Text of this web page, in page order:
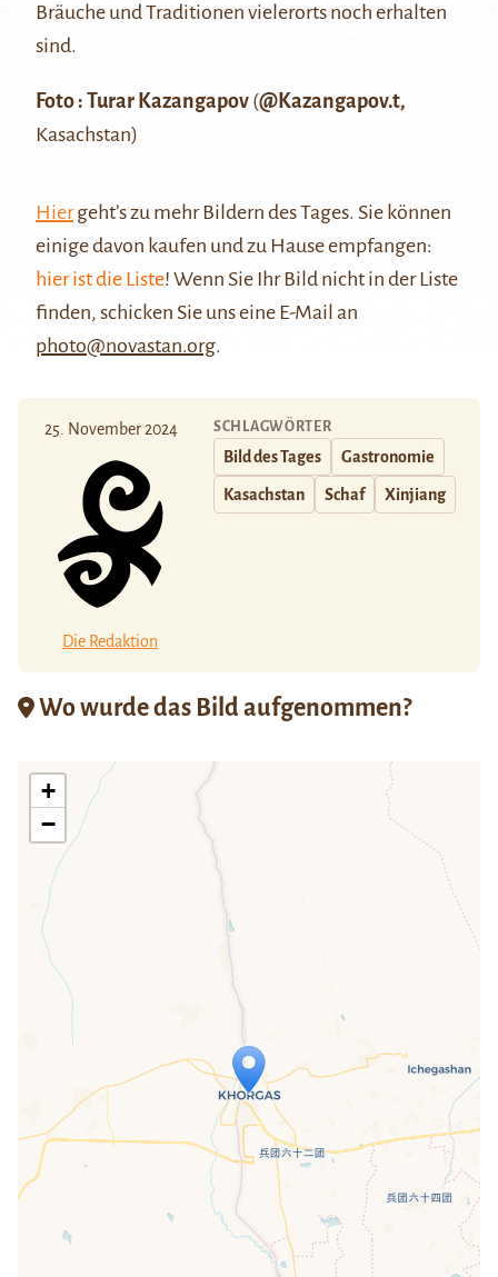
Bräuche und Traditionen vielerorts noch erhalten
sind.
Foto : Turar Kazangapov (@Kazangapov.t,
Kasachstan)
Hiergeht’s zu mehr Bildern des Tages. Sie können
einige davon kaufen und zu Hause empfangen:
hier ist die Liste! Wenn Sie Ihr Bild nicht in der Liste
finden, schicken Sie uns eine E-Mail an
photo@novastan.org.
25. November 2024
Die Redaktion
SCHLAGWÖRTER
Bild des Tages Gastronomie
Kasachstan Schaf Xinjiang
Wo wurde das Bild aufgenommen?
Travelers' Map wird geladen …
Wenn du dies siehst, nachdem deine
Seite vollständig geladen wurde,
fehlen leafletJS-Dateien.
+
−